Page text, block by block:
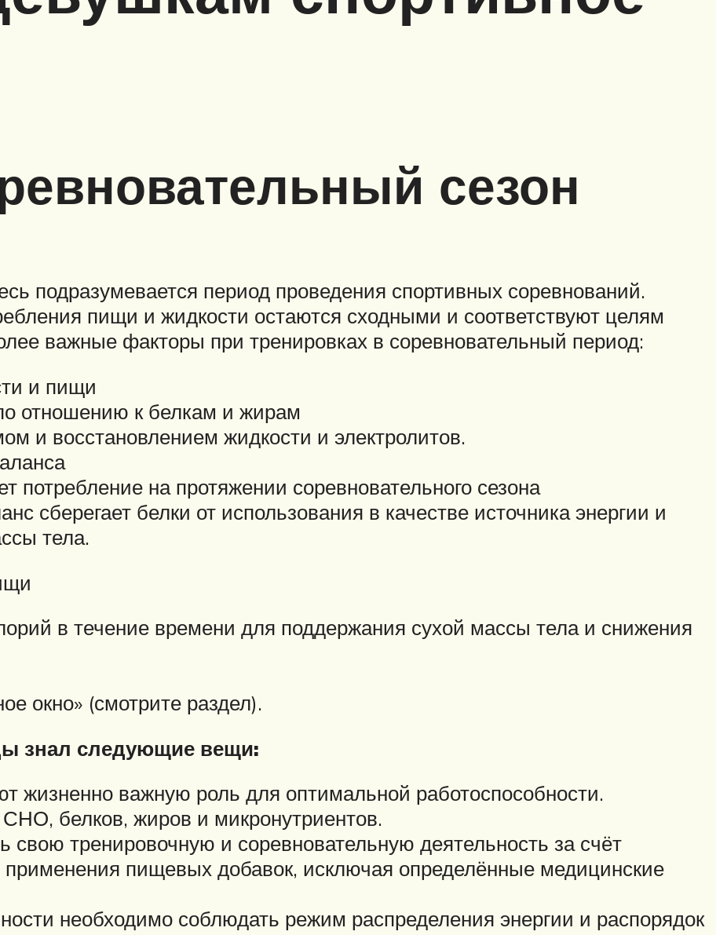
сезон
подразумевается период проведения спортивных соревнований.
пищи и жидкости остаются сходными и соответствуют целям
важные факторы при тренировках в соревновательный период:
и пищи
отношению к белкам и жирам
и восстановлением жидкости и электролитов.
потребление на протяжении соревновательного сезона
сберегает белки от использования в качестве источника энергии и
тела.
в течение времени для поддержания сухой массы тела и снижения
окно» (смотрите раздел).
знал следующие вещи:
жизненно важную роль для оптимальной работоспособности.
белков, жиров и микронутриентов.
свою тренировочную и соревновательную деятельность за счёт
применения пищевых добавок, исключая определённые медицинские
необходимо соблюдать режим распределения энергии и распорядок